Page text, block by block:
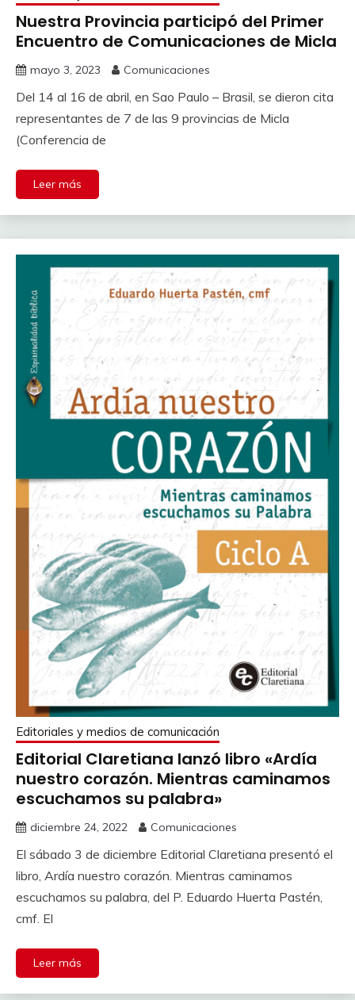
Nuestra Provincia participó del Primer
Encuentro de Comunicaciones de Micla
mayo 3, 2023 Comunicaciones
Del 14 al 16 de abril, en Sao Paulo – Brasil, se dieron cita
representantes de 7 de las 9 provincias de Micla
(Conferencia de
Leer más
Editoriales y medios de comunicación
Editorial Claretiana lanzó libro «Ardía
nuestro corazón. Mientras caminamos
escuchamos su palabra»
diciembre 24, 2022 Comunicaciones
El sábado 3 de diciembre Editorial Claretiana presentó el
libro, Ardía nuestro corazón. Mientras caminamos
escuchamos su palabra, del P. Eduardo Huerta Pastén,
cmf. El
Leer más